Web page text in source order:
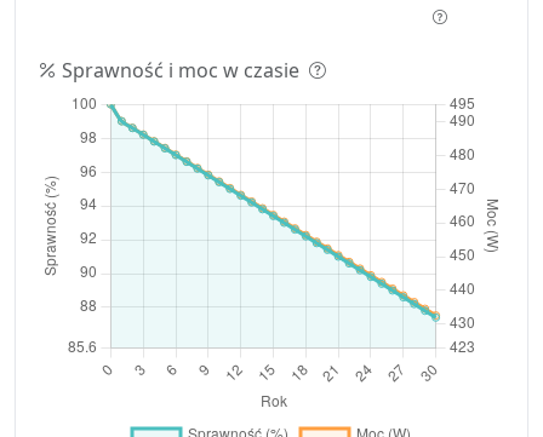
Sprawność i moc w czasie